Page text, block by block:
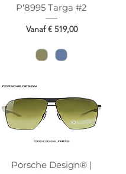
P'8995 Targa #2
Vanaf€ 519,00
Verkoopprijs
Porsche Design® |